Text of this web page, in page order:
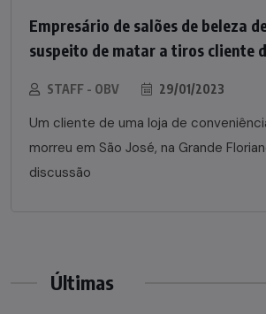
Empresário de salões de beleza
suspeito de matar a tiros cliente
STAFF - OBV 29/01/2023
Um cliente de uma loja de
morreu em São José, na Grande
discussão
Últimas